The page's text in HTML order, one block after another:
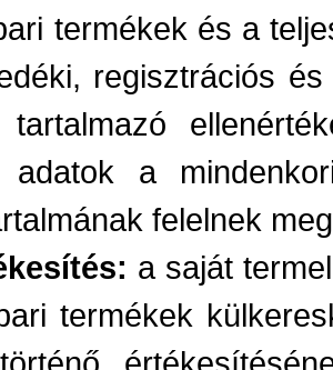
termékek és a
regisztrációs
adatok a
felelnek
a saját
termékek